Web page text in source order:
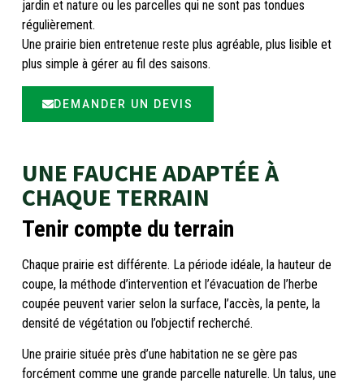
jardin et nature ou les parcelles qui ne sont pas tondues
régulièrement.
Une prairie bien entretenue reste plus agréable, plus lisible et
plus simple à gérer au fil des saisons.
DEMANDER UN DEVIS
UNE FAUCHE ADAPTÉE À
CHAQUE TERRAIN
Tenir compte du terrain
Chaque prairie est différente. La période idéale, la hauteur de
coupe, la méthode d’intervention et l’évacuation de l’herbe
coupée peuvent varier selon la surface, l’accès, la pente, la
densité de végétation ou l’objectif recherché.
Une prairie située près d’une habitation ne se gère pas
forcément comme une grande parcelle naturelle. Un talus, une